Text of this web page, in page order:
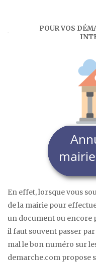
POUR VOS
En effet, lorsque vous
de la mairie pour
un document ou encore
il faut souvent passer
mal le bon numéro sur
demarche.com propose